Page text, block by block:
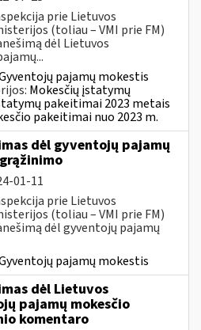
prie Lietuvos
(toliau – VMI prie FM)
dėl Lietuvos
pajamų mokestis
Mokesčių įstatymų
pakeitimai 2023 metais
pakeitimai nuo 2023 m.
dėl gyventojų pajamų
01-11
prie Lietuvos
(toliau – VMI prie FM)
dėl gyventojų pajamų
pajamų mokestis
dėl Lietuvos
pajamų mokesčio
komentaro